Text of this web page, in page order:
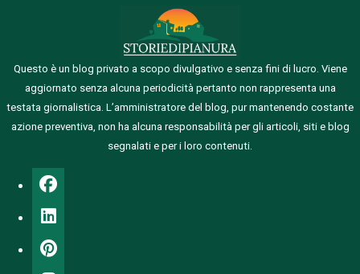
Questo è un blog privato a scopo divulgativo e senza fini di lucro. Viene
aggiornato senza alcuna periodicità pertanto non rappresenta una
testata giornalistica. L’amministratore del blog, pur mantenendo costante
azione preventiva, non ha alcuna responsabilità per gli articoli, siti e blog
segnalati e per i loro contenuti.